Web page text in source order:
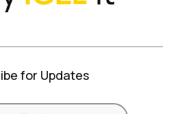
for Updates